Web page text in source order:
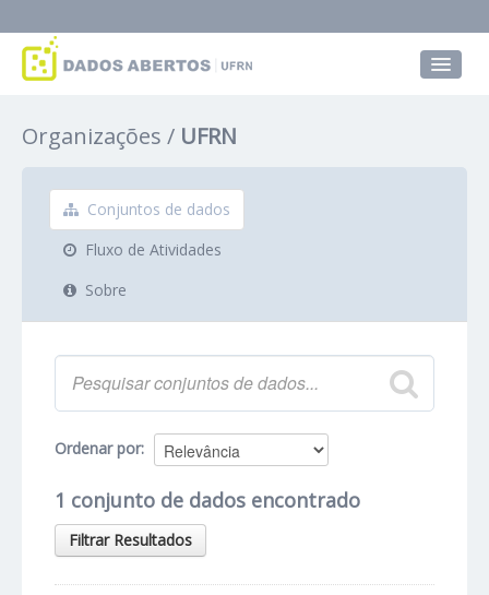
Grupos
Sobre
Organizações UFRN
Conjuntos de dados
Fluxo de Atividades
Sobre
Ordenar por
1 conjunto de dados encontrado
Filtrar Resultados